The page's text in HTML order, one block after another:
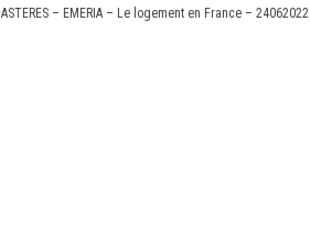
ASTERES – EMERIA – Le logement en France – 24062022